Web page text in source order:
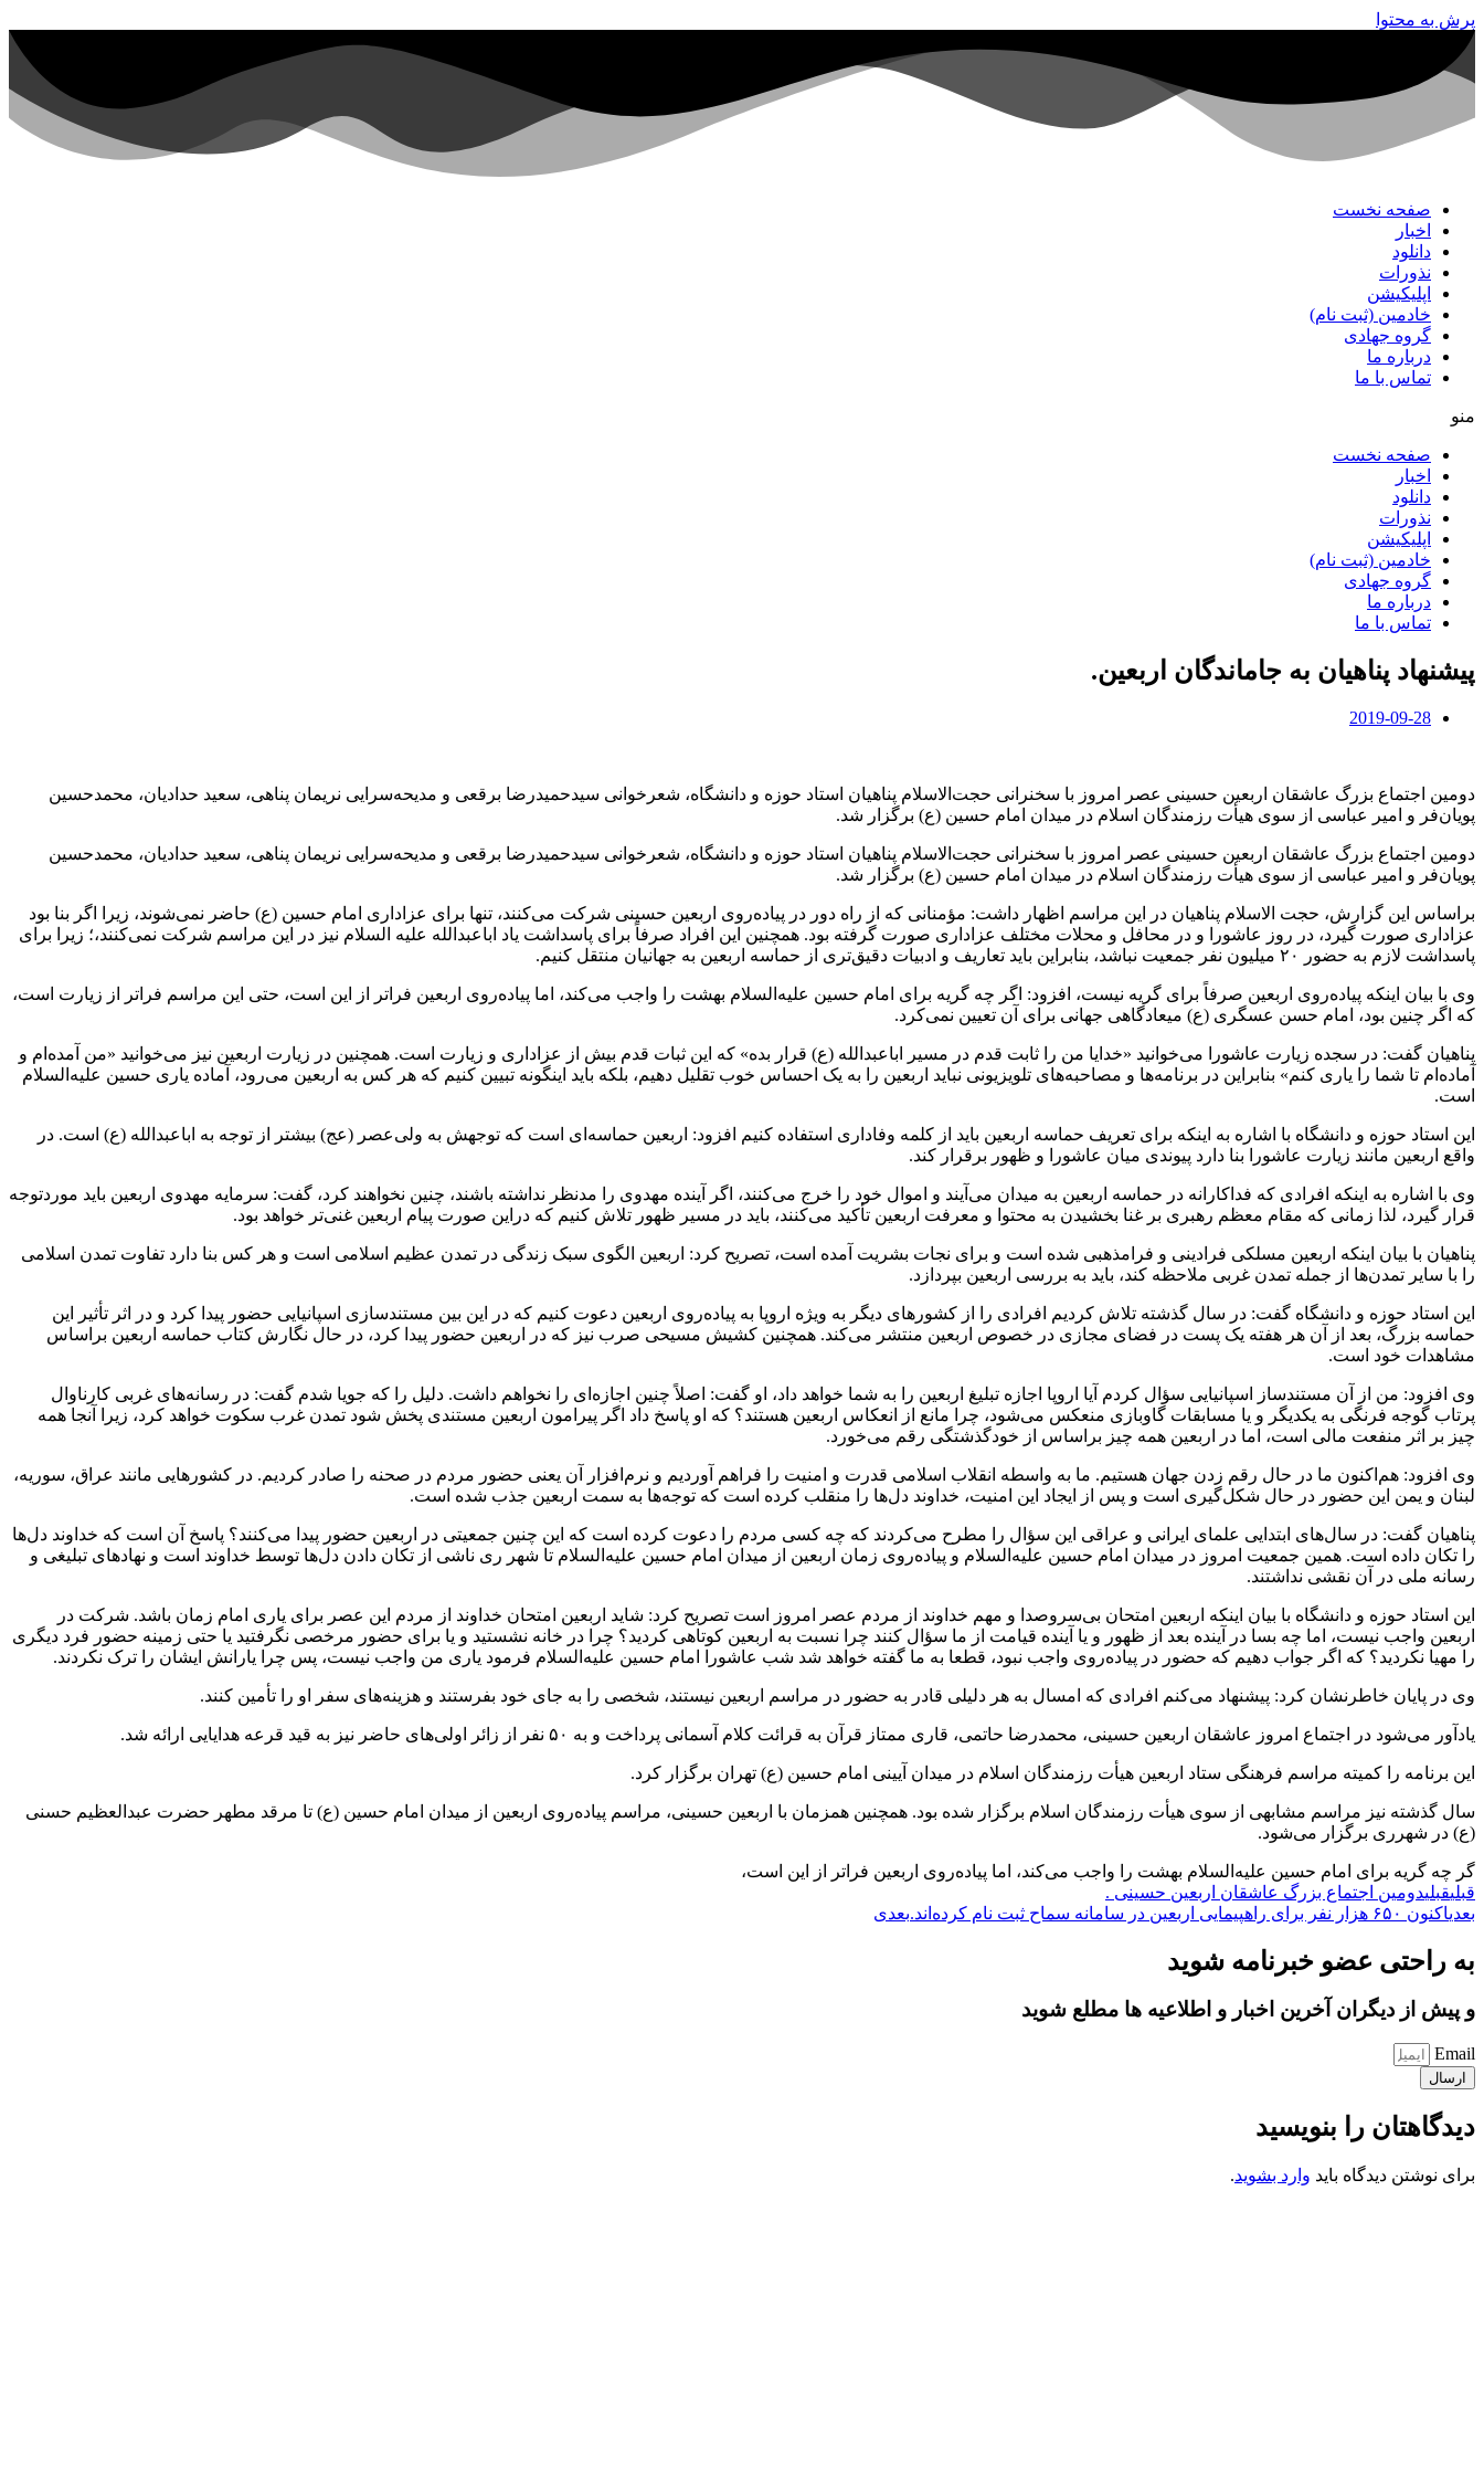
پرش به محتوا
صفحه نخست
اخبار
دانلود
نذورات
اپلیکیشن
خادمین (ثبت نام)
گروه جهادی
درباره ما
تماس با ما
منو
صفحه نخست
اخبار
دانلود
نذورات
اپلیکیشن
خادمین (ثبت نام)
گروه جهادی
درباره ما
تماس با ما
پیشنهاد پناهیان به جاماندگان اربعین.
2019-09-28
دومین اجتماع بزرگ عاشقان اربعین حسینی عصر امروز با سخنرانی حجت‌الاسلام پناهیان استاد حوزه و دانشگاه، شعرخوانی سیدحمیدرضا برقعی و مدیحه‌سرایی نریمان پناهی، سعید حدادیان، محمدحسین
پویان‌فر و امیر عباسی از سوی هیأت رزمندگان اسلام در میدان امام حسین (ع) برگزار شد.
دومین اجتماع بزرگ عاشقان اربعین حسینی عصر امروز با سخنرانی حجت‌الاسلام پناهیان استاد حوزه و دانشگاه، شعرخوانی سیدحمیدرضا برقعی و مدیحه‌سرایی نریمان پناهی، سعید حدادیان، محمدحسین
پویان‌فر و امیر عباسی از سوی هیأت رزمندگان اسلام در میدان امام حسین (ع) برگزار شد.
براساس این گزارش، حجت الاسلام پناهیان در این مراسم اظهار داشت: مؤمنانی که از راه دور در پیاده‌روی اربعین حسینی شرکت می‌کنند، تنها برای عزاداری امام حسین (ع) حاضر نمی‌شوند، زیرا اگر بنا بود
عزاداری صورت گیرد، در روز عاشورا و در محافل و محلات مختلف عزاداری صورت گرفته بود. همچنین این افراد صرفاً برای پاسداشت یاد اباعبدالله علیه السلام نیز در این مراسم شرکت نمی‌کنند،؛ زیرا برای
پاسداشت لازم به حضور ۲۰ میلیون نفر جمعیت نباشد، بنابراین باید تعاریف و ادبیات دقیق‌تری از حماسه اربعین به جهانیان منتقل کنیم.
وی با بیان اینکه پیاده‌روی اربعین صرفاً برای گریه نیست، افزود: اگر چه گریه برای امام حسین علیه‌السلام بهشت را واجب می‌کند، اما پیاده‌روی اربعین فراتر از این است، حتی این مراسم فراتر از زیارت است،
که اگر چنین بود، امام حسن عسگری (ع) میعادگاهی جهانی برای آن تعیین نمی‌کرد.
پناهیان گفت: در سجده زیارت عاشورا می‌خوانید «خدایا من را ثابت قدم در مسیر اباعبدالله (ع) قرار بده» که این ثبات قدم بیش از عزاداری و زیارت است. همچنین در زیارت اربعین نیز می‌خوانید «من آمده‌ام و
آماده‌ام تا شما را یاری کنم» بنابراین در برنامه‌ها و مصاحبه‌های تلویزیونی نباید اربعین را به یک احساس خوب تقلیل دهیم، بلکه باید اینگونه تبیین کنیم که هر کس به اربعین می‌رود، آماده یاری حسین علیه‌السلام
است.
این استاد حوزه و دانشگاه با اشاره به اینکه برای تعریف حماسه اربعین باید از کلمه وفاداری استفاده کنیم افزود: اربعین حماسه‌ای است که توجهش به ولی‌عصر (عج) بیشتر از توجه به اباعبدالله (ع) است. در
واقع اربعین مانند زیارت عاشورا بنا دارد پیوندی میان عاشورا و ظهور برقرار کند.
وی با اشاره به اینکه افرادی که فداکارانه در حماسه اربعین به میدان می‌آیند و اموال خود را خرج می‌کنند، اگر آینده مهدوی را مدنظر نداشته باشند، چنین نخواهند کرد، گفت: سرمایه مهدوی اربعین باید موردتوجه
قرار گیرد، لذا زمانی که مقام معظم رهبری بر غنا بخشیدن به محتوا و معرفت اربعین تأکید می‌کنند، باید در مسیر ظهور تلاش کنیم که دراین صورت پیام اربعین غنی‌تر خواهد بود.
پناهیان با بیان اینکه اربعین مسلکی فرادینی و فرامذهبی شده است و برای نجات بشریت آمده است، تصریح کرد: اربعین الگوی سبک زندگی در تمدن عظیم اسلامی است و هر کس بنا دارد تفاوت تمدن اسلامی
را با سایر تمدن‌ها از جمله تمدن غربی ملاحظه کند، باید به بررسی اربعین بپردازد.
این استاد حوزه و دانشگاه گفت: در سال گذشته تلاش کردیم افرادی را از کشورهای دیگر به ویژه اروپا به پیاده‌روی اربعین دعوت کنیم که در این بین مستندسازی اسپانیایی حضور پیدا کرد و در اثر تأثیر این
حماسه بزرگ، بعد از آن هر هفته یک پست در فضای مجازی در خصوص اربعین منتشر می‌کند. همچنین کشیش مسیحی صرب نیز که در اربعین حضور پیدا کرد، در حال نگارش کتاب حماسه اربعین براساس
مشاهدات خود است.
وی افزود: من از آن مستندساز اسپانیایی سؤال کردم آیا اروپا اجازه تبلیغ اربعین را به شما خواهد داد، او گفت: اصلاً چنین اجازه‌ای را نخواهم داشت. دلیل را که جویا شدم گفت: در رسانه‌های غربی کارناوال
پرتاب گوجه فرنگی به یکدیگر و یا مسابقات گاوبازی منعکس می‌شود، چرا مانع از انعکاس اربعین هستند؟ که او پاسخ داد اگر پیرامون اربعین مستندی پخش شود تمدن غرب سکوت خواهد کرد، زیرا آنجا همه
چیز بر اثر منفعت مالی است، اما در اربعین همه چیز براساس از خودگذشتگی رقم می‌خورد.
وی افزود: هم‌اکنون ما در حال رقم زدن جهان هستیم. ما به واسطه انقلاب اسلامی قدرت و امنیت را فراهم آوردیم و نرم‌افزار آن یعنی حضور مردم در صحنه را صادر کردیم. در کشورهایی مانند عراق، سوریه،
لبنان و یمن این حضور در حال شکل‌گیری است و پس از ایجاد این امنیت، خداوند دل‌ها را منقلب کرده است که توجه‌ها به سمت اربعین جذب شده است.
پناهیان گفت: در سال‌های ابتدایی علمای ایرانی و عراقی این سؤال را مطرح می‌کردند که چه کسی مردم را دعوت کرده است که این چنین جمعیتی در اربعین حضور پیدا می‌کنند؟ پاسخ آن است که خداوند دل‌ها
را تکان داده است. همین جمعیت امروز در میدان امام حسین علیه‌السلام و پیاده‌روی زمان اربعین از میدان امام حسین علیه‌السلام تا شهر ری ناشی از تکان دادن دل‌ها توسط خداوند است و نهادهای تبلیغی و
رسانه ملی در آن نقشی نداشتند.
این استاد حوزه و دانشگاه با بیان اینکه اربعین امتحان بی‌سروصدا و مهم خداوند از مردم عصر امروز است تصریح کرد: شاید اربعین امتحان خداوند از مردم این عصر برای یاری امام زمان باشد. شرکت در
اربعین واجب نیست، اما چه بسا در آینده بعد از ظهور و یا آینده قیامت از ما سؤال کنند چرا نسبت به اربعین کوتاهی کردید؟ چرا در خانه نشستید و یا برای حضور مرخصی نگرفتید یا حتی زمینه حضور فرد دیگری
را مهیا نکردید؟ که اگر جواب دهیم که حضور در پیاده‌روی واجب نبود، قطعا به ما گفته خواهد شد شب عاشورا امام حسین علیه‌السلام فرمود یاری من واجب نیست، پس چرا یارانش ایشان را ترک نکردند.
وی در پایان خاطرنشان کرد: پیشنهاد می‌کنم افرادی که امسال به هر دلیلی قادر به حضور در مراسم اربعین نیستند، شخصی را به جای خود بفرستند و هزینه‌های سفر او را تأمین کنند.
یادآور می‌شود در اجتماع امروز عاشقان اربعین حسینی، محمدرضا حاتمی، قاری ممتاز قرآن به قرائت کلام آسمانی پرداخت و به ۵۰ نفر از زائر اولی‌های حاضر نیز به قید قرعه هدایایی ارائه شد.
این برنامه را کمیته مراسم فرهنگی ستاد اربعین هیأت رزمندگان اسلام در میدان آیینی امام حسین (ع) تهران برگزار کرد.
سال گذشته نیز مراسم مشابهی از سوی هیأت رزمندگان اسلام برگزار شده بود. همچنین همزمان با اربعین حسینی، مراسم پیاده‌روی اربعین از میدان امام حسین (ع) تا مرقد مطهر حضرت عبدالعظیم حسنی
(ع) در شهرری برگزار می‌شود.
گر چه گریه برای امام حسین علیه‌السلام بهشت را واجب می‌کند، اما پیاده‌روی اربعین فراتر از این است،
قبلیقبلی​دومین اجتماع بزرگ عاشقان اربعین حسینی .
بعدیاکنون ۶۵۰ هزار نفر برای راهپیمایی اربعین در سامانه سماح ثبت نام کرده‌اند. بعدی
به راحتی عضو خبرنامه شوید
و پیش از دیگران آخرین اخبار و اطلاعیه ها مطلع شوید
Email
ارسال
دیدگاهتان را بنویسید
برای نوشتن دیدگاه باید وارد بشوید.